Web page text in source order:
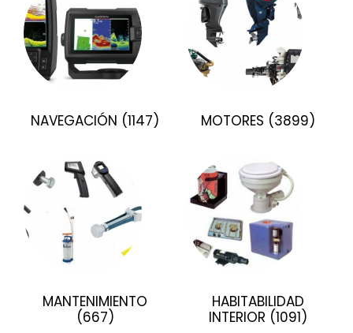
NAVEGACIÓN (1147) MOTORES (3899)
MANTENIMIENTO
(667)
HABITABILIDAD
INTERIOR (1091)